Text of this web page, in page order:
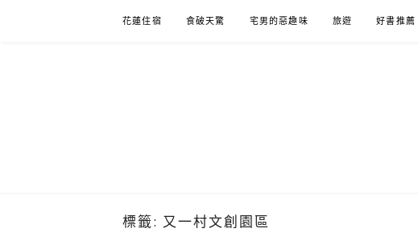
花蓮住宿 食破天驚 宅男的惡趣味 旅遊 好書推薦
標籤: 又一村文創園區